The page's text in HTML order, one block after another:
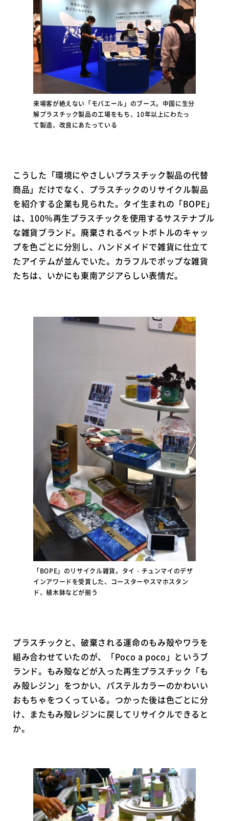
来場客が絶えない「モバエール」のブース。中国に生分
解プラスチック製品の工場をもち、10年以上にわたっ
て製造、改良にあたっている
こうした「環境にやさしいプラスチック製品の代替
商品」だけでなく、プラスチックのリサイクル製品
を紹介する企業も見られた。タイ生まれの「BOPE」
は、100％再生プラスチックを使用するサステナブル
な雑貨ブランド。廃棄されるペットボトルのキャッ
プを色ごとに分別し、ハンドメイドで雑貨に仕立て
たアイテムが並んでいた。カラフルでポップな雑貨
たちは、いかにも東南アジアらしい表情だ。
「BOPE」のリサイクル雑貨。タイ・チュンマイのデザ
インアワードを受賞した、コースターやスマホスタン
ド、植木鉢などが揃う
プラスチックと、破棄される運命のもみ殻やワラを
組み合わせていたのが、「Poco a poco」というブ
ランド。もみ殻などが入った再生プラスチック「も
み殻レジン」をつかい、パステルカラーのかわいい
おもちゃをつくっている。つかった後は色ごとに分
け、またもみ殻レジンに戻してリサイクルできると
か。